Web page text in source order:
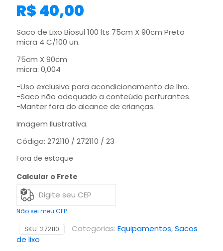
R$40,00
Saco de Lixo Biosul 100 lts 75cm X 90cm Preto
micra 4 C/100 un.
75cm X 90cm
micra: 0,004
-Uso exclusivo para acondicionamento de lixo.
-Saco não adequado a conteúdo perfurantes.
-Manter fora do alcance de crianças.
Imagem Ilustrativa.
Código: 272110 / 272110 / 23
Fora de estoque
Calcular o Frete
Não sei meu CEP
SKU: 272110 Categorias: Equipamentos,Sacos
de lixo